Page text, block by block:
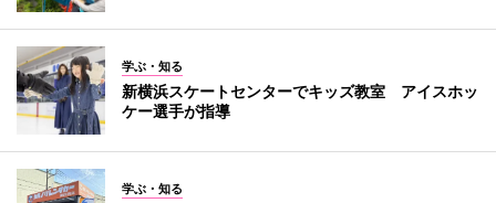
学ぶ・知る
新横浜スケートセンターでキッズ教室 アイスホッ
ケー選手が指導
学ぶ・知る